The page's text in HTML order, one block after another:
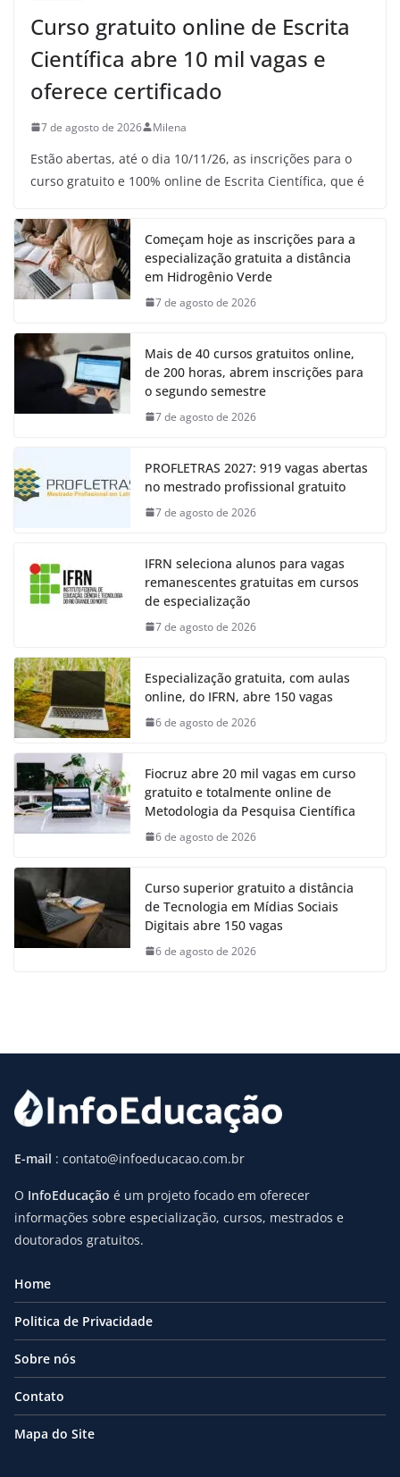
Curso gratuito online de Escrita
Científica abre 10 mil vagas e
oferece certificado
7 de agosto de 2026 Milena
Estão abertas, até o dia 10/11/26, as inscrições para o
curso gratuito e 100% online de Escrita Científica, que é
Começam hoje as inscrições para a
especialização gratuita a distância
em Hidrogênio Verde
7 de agosto de 2026
Mais de 40 cursos gratuitos online,
de 200 horas, abrem inscrições para
o segundo semestre
7 de agosto de 2026
PROFLETRAS 2027: 919 vagas abertas
no mestrado profissional gratuito
7 de agosto de 2026
IFRN seleciona alunos para vagas
remanescentes gratuitas em cursos
de especialização
7 de agosto de 2026
Especialização gratuita, com aulas
online, do IFRN, abre 150 vagas
6 de agosto de 2026
Fiocruz abre 20 mil vagas em curso
gratuito e totalmente online de
Metodologia da Pesquisa Científica
6 de agosto de 2026
Curso superior gratuito a distância
de Tecnologia em Mídias Sociais
Digitais abre 150 vagas
6 de agosto de 2026
E-mail : contato@infoeducacao.com.br
O InfoEducação é um projeto focado em oferecer
informações sobre especialização, cursos, mestrados e
doutorados gratuitos.
Home
Politica de Privacidade
Sobre nós
Contato
Mapa do Site